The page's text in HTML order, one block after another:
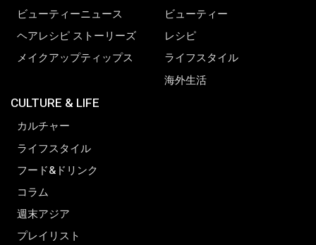
ビューティーニュース
ヘアレシピ ストーリーズ
メイクアップティップス
CULTURE & LIFE
カルチャー
ライフスタイル
フード&ドリンク
コラム
週末アジア
プレイリスト
ビューティー
レシピ
ライフスタイル
海外生活